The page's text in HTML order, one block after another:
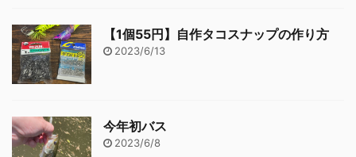
【1個55円】自作タコスナップの作り方
2023/6/13
今年初バス
2023/6/8